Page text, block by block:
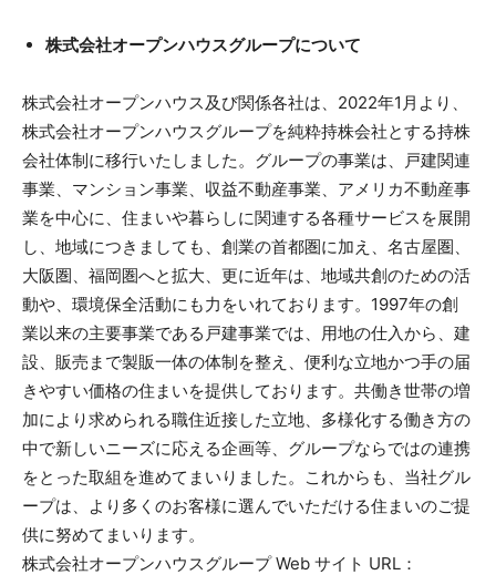
株式会社オープンハウスグループについて
株式会社オープンハウス及び関係各社は、2022年1月より、
株式会社オープンハウスグループを純粋持株会社とする持株
会社体制に移行いたしました。グループの事業は、戸建関連
事業、マンション事業、収益不動産事業、アメリカ不動産事
業を中心に、住まいや暮らしに関連する各種サービスを展開
し、地域につきましても、創業の首都圏に加え、名古屋圏、
大阪圏、福岡圏へと拡大、更に近年は、地域共創のための活
動や、環境保全活動にも力をいれております。1997年の創
業以来の主要事業である戸建事業では、用地の仕入から、建
設、販売まで製販一体の体制を整え、便利な立地かつ手の届
きやすい価格の住まいを提供しております。共働き世帯の増
加により求められる職住近接した立地、多様化する働き方の
中で新しいニーズに応える企画等、グループならではの連携
をとった取組を進めてまいりました。これからも、当社グル
ープは、より多くのお客様に選んでいただける住まいのご提
供に努めてまいります。
株式会社オープンハウスグループ Web サイト URL：